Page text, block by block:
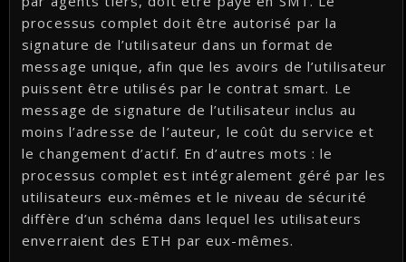
processus complet doit être autorisé par la
signature de l’utilisateur dans un format de
message unique, afin que les avoirs de l’utilisateur
puissent être utilisés par le contrat smart. Le
message de signature de l’utilisateur inclus au
moins l’adresse de l’auteur, le coût du service et
le changement d’actif. En d’autres mots : le
processus complet est intégralement géré par les
utilisateurs eux-mêmes et le niveau de sécurité
diffère d’un schéma dans lequel les utilisateurs
enverraient des ETH par eux-mêmes.